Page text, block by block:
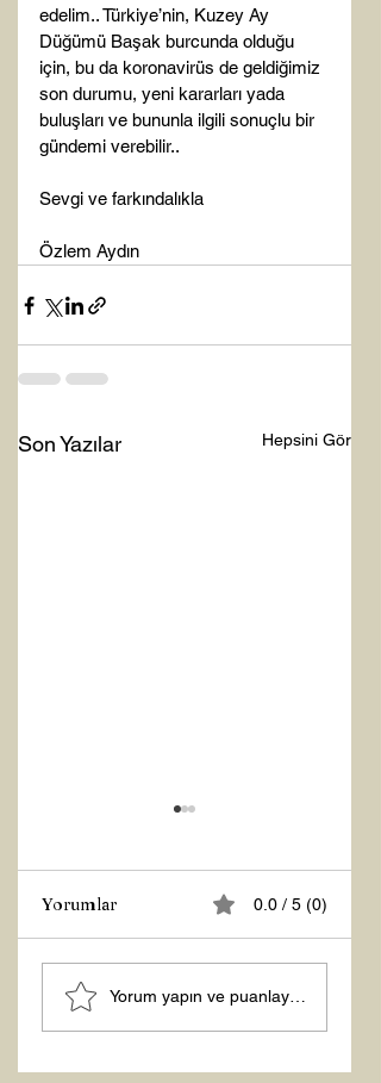
edelim.. Türkiye’nin, Kuzey Ay
Düğümü Başak burcunda olduğu
için, bu da koronavirüs de geldiğimiz
son durumu, yeni kararları yada
buluşları ve bununla ilgili sonuçlu bir
gündemi verebilir..
Sevgi ve farkındalıkla
Özlem Aydın
Son Yazılar Hepsini Gör
MANEVİ
AYDINLANMA...
Yorumlar 0.0 / 5 (0)
Yorum yapın ve puanlayın...